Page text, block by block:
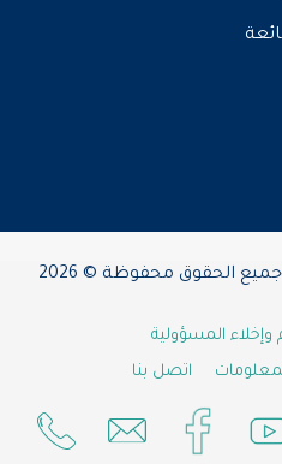
الحقوق محفوظة © 2026
المسؤولية
اتصل بنا